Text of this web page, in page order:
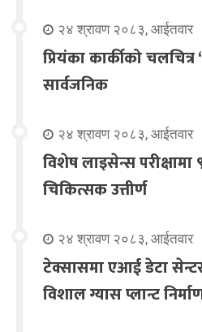
२४ श्रावण २०८३, आईतवार
प्रियंका कार्कीको चलचित्र
सार्वजनिक
२४ श्रावण २०८३, आईतवार
विशेष लाइसेन्स परीक्षामा
चिकित्सक उत्तीर्ण
२४ श्रावण २०८३, आईतवार
टेक्सासमा एआई डेटा
विशाल ग्यास प्लान्ट